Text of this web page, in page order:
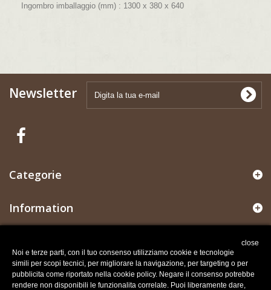
Ingombro imballaggio (mm) : 1300 x 380 x 640
Newsletter
Categorie
Information
Informazioni negozio
close
Noi e terze parti, con il tuo consenso utilizziamo cookie e tecnologie
simili per scopi tecnici, per migliorare la navigazione, per targeting o per
pubblicita come riportato nella cookie policy. Negare il consenso potrebbe
rendere non disponibili le funzionalita correlate. Puoi liberamente dare,